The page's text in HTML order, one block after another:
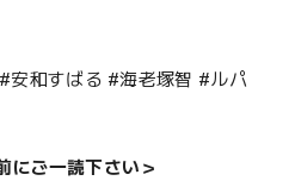
安和すばる #海老塚智 #ルパ
にご一読下さい＞